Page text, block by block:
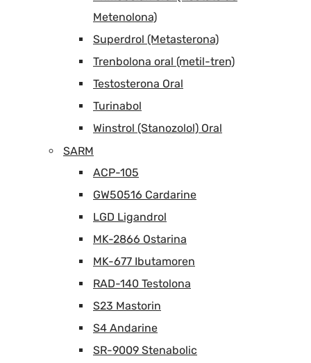
Metenolona)
Superdrol (Metasterona)
Trenbolona oral (metil-tren)
Testosterona Oral
Turinabol
Winstrol (Stanozolol) Oral
SARM
ACP-105
GW50516 Cardarine
LGD Ligandrol
MK-2866 Ostarina
MK-677 Ibutamoren
RAD-140 Testolona
S23 Mastorin
S4 Andarine
SR-9009 Stenabolic